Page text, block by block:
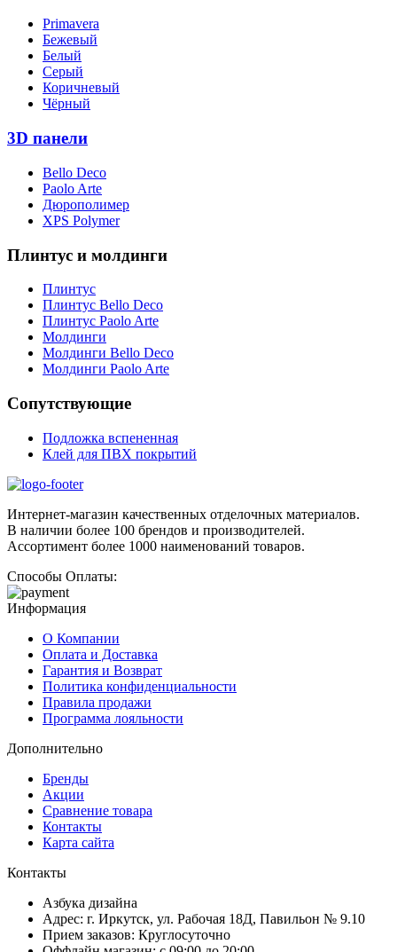
Primavera
Бежевый
Белый
Серый
Коричневый
Чёрный
3D панели
Bello Deco
Paolo Arte
Дюрополимер
XPS Polymer
Плинтус и молдинги
Плинтус
Плинтус Bello Deco
Плинтус Paolo Arte
Молдинги
Молдинги Bello Deco
Молдинги Paolo Arte
Сопутствующие
Подложка вспененная
Клей для ПВХ покрытий
Интернет-магазин качественных отделочных материалов.
В наличии более 100 брендов и производителей.
Ассортимент более 1000 наименований товаров.
Способы Оплаты:
Информация
О Компании
Оплата и Доставка
Гарантия и Возврат
Политика конфиденциальности
Правила продажи
Программа лояльности
Дополнительно
Бренды
Акции
Сравнение товара
Контакты
Карта сайта
Контакты
Азбука дизайна
Адрес: г. Иркутск, ул. Рабочая 18Д, Павильон № 9.10
Прием заказов: Круглосуточно